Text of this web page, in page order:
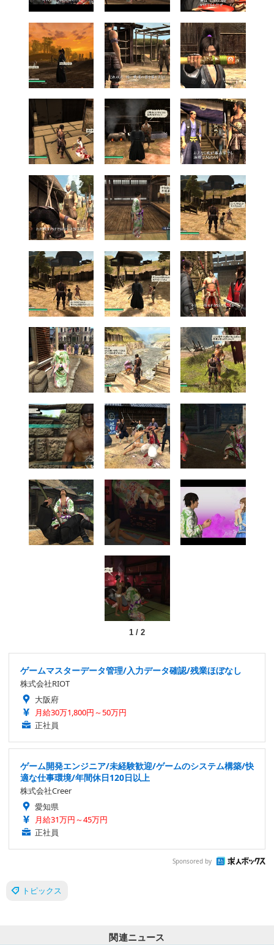
1/ 2
ゲームマスターデータ管理/入力データ確認/残業ほぼなし
株式会社RIOT
大阪府
月給30万1,800円～50万円
正社員
ゲーム開発エンジニア/未経験歓迎/ゲームのシステム構築/快
適な仕事環境/年間休日120日以上
株式会社Creer
愛知県
月給31万円～45万円
正社員
Sponsored by
トピックス
関連ニュース